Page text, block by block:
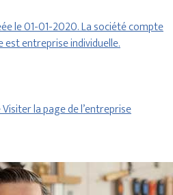
le 01-01-2020. La société compte
est entreprise individuelle.
Visiter la page de l’entreprise